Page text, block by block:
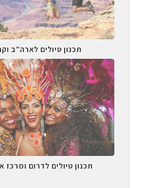
תכנון טיולים לארה"ב
תכנון טיולים לדרום ומרכז